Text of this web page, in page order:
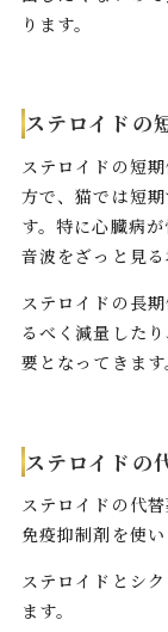
ります。
ステロイドの
ステロイドの短
方で、猫では短
す。特に心臓病
音波をざっと見る
ステロイドの長
るべく減量した
要となってきます
ステロイドの
ステロイドの代
免疫抑制剤を使い
ステロイドとシ
ます。